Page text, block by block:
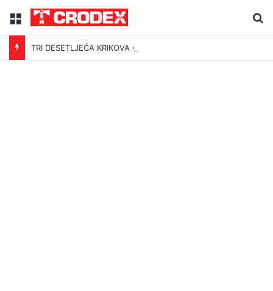
Menu
TRI DESETLJEĆA KRIKOVA OČAJNIKA